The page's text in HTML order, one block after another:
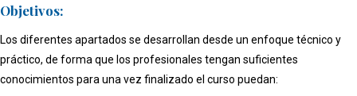
Objetivos:
Los diferentes apartados se desarrollan desde un enfoque técnico y
práctico, de forma que los profesionales tengan suficientes
conocimientos para una vez finalizado el curso puedan: